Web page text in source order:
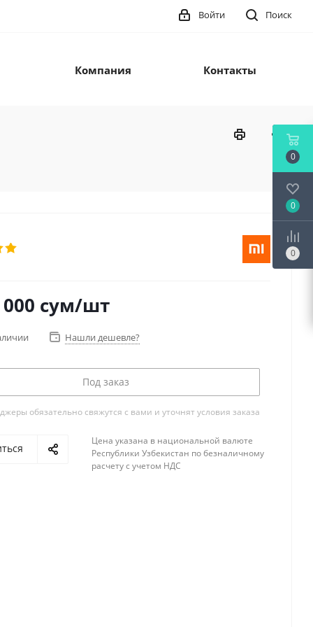
Поиск
Войти
Компания Контакты
сум/шт
Нашли дешевле?
Под заказ
обязательно свяжутся с вами и уточнят условия заказа
Цена указана в национальной валюте
Республики Узбекистан по безналичному
расчету с учетом НДС
0
0
0